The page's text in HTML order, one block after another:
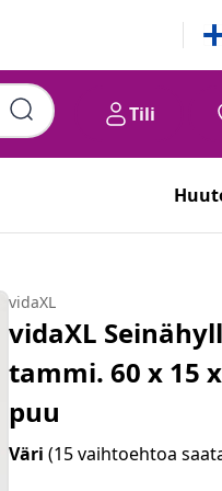
Tili
vidaXL
vidaXL
tammi. 60 x 15
puu
Väri(15 vaihtoehtoa